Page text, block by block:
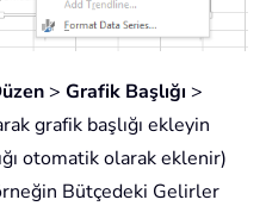
> Grafik Başlığı >
grafik başlığı ekleyin
otomatik olarak eklenir)
Bütçedeki Gelirler